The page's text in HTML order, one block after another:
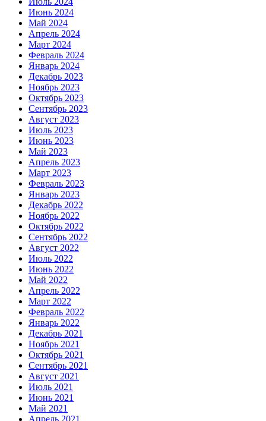
Июнь 2024
Май 2024
Апрель 2024
Март 2024
Февраль 2024
Январь 2024
Декабрь 2023
Ноябрь 2023
Октябрь 2023
Сентябрь 2023
Август 2023
Июль 2023
Июнь 2023
Май 2023
Апрель 2023
Март 2023
Февраль 2023
Январь 2023
Декабрь 2022
Ноябрь 2022
Октябрь 2022
Сентябрь 2022
Август 2022
Июль 2022
Июнь 2022
Май 2022
Апрель 2022
Март 2022
Февраль 2022
Январь 2022
Декабрь 2021
Ноябрь 2021
Октябрь 2021
Сентябрь 2021
Август 2021
Июль 2021
Июнь 2021
Май 2021